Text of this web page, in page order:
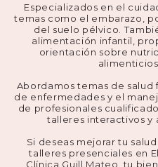
Especializados en el
temas como el embarazo,
del suelo pélvico.
alimentación infantil,
orientación sobre
Abordamos temas de
de enfermedades y el
de profesionales
talleres interactivos y
Si deseas mejorar tu
talleres presenciales en
Clínica Guill Mateo, tu